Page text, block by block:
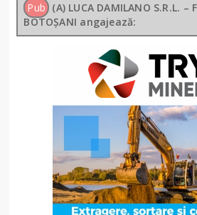
Pub (A) LUCA DAMILANO S.R.L. –
BOTOȘANI angajează: